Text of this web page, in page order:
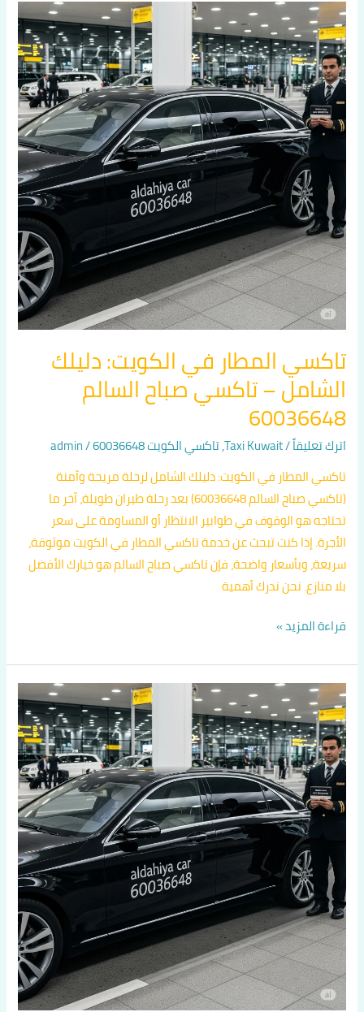
تاكسي المطار في الكويت: دليلك
الشامل – تاكسي صباح السالم
60036648
اترك تعليقاً/
Taxi Kuwait
,تاكسي الكويت 60036648 /
admin
تاكسي المطار في الكويت: دليلك الشامل لرحلة مريحة وآمنة
(تاكسي صباح السالم 60036648) بعد رحلة طيران طويلة، آخر ما
تحتاجه هو الوقوف في طوابير الانتظار أو المساومة على سعر
الأجرة. إذا كنت تبحث عن خدمة تاكسي المطار في الكويت موثوقة،
سريعة، وبأسعار واضحة، فإن تاكسي صباح السالم هو خيارك الأفضل
بلا منازع. نحن ندرك أهمية
تاكسي
المطار
في
الكويت:
دليلك
الشامل
صباح
السالم
60036648
قراءة المزيد »
تكسي
المهبولة
السريع:
أفضل
خدمة
تكسي
اتصل
60036648
|
توصيل
لجميع
مناطق